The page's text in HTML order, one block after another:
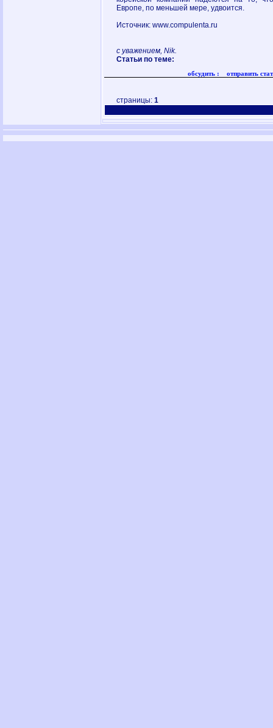
Европе, по меньшей мере, удвоится.
Источник: www.compulenta.ru
с уважением, Nik.
Статьи по теме:
обсудить : отправить
страницы:1